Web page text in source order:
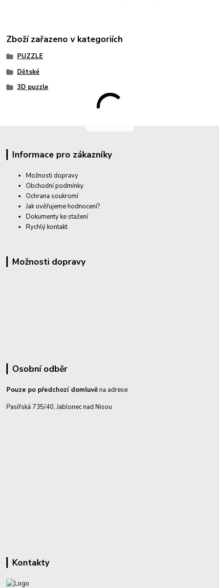
Zboží zařazeno v kategoriích
PUZZLE
Dětské
3D puzzle
Informace pro zákazníky
Možnosti dopravy
Obchodní podmínky
Ochrana soukromí
Jak ověřujeme hodnocení?
Dokumenty ke stažení
Rychlý kontakt
Možnosti dopravy
Osobní odběr
Pouze po předchozí domluvěna adrese
Pasířská 735/40, Jablonec nad Nisou
Kontakty